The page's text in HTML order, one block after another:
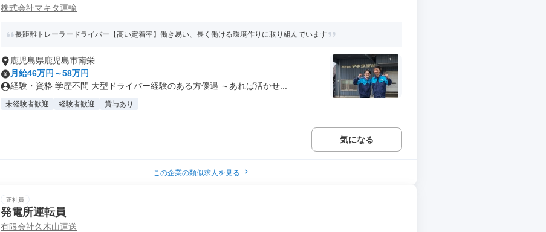
株式会社マキタ運輸
長距離トレーラードライバー【高い定着率】働き易い、長く働ける環境作りに取り組んでいます
鹿児島県鹿児島市南栄
月給46万円～58万円
経験・資格 学歴不問 大型ドライバー経験のある方優遇 ～あれば活かせ...
未経験者歓迎 経験者歓迎 賞与あり
気になる
この企業の類似求人を見る
正社員
発電所運転員
有限会社久木山運送